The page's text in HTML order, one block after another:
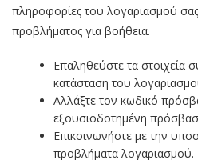
πληροφορίες του λογαριασμού
προβλήματος για βοήθεια.
Επαληθεύστε τα στοιχεία
κατάσταση του
Αλλάξτε τον κωδικό
εξουσιοδοτημένη
Επικοινωνήστε με την
προβλήματα λογαριασμού.